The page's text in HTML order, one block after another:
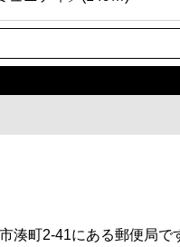
湊町2-41にある郵便局